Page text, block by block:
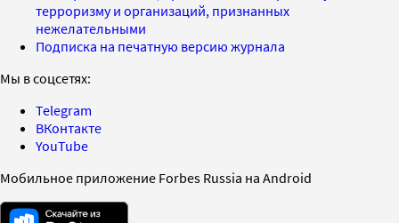
терроризму и организаций, признанных
нежелательными
Подписка на печатную версию журнала
Мы в соцсетях:
Telegram
ВКонтакте
YouTube
Мобильное приложение Forbes Russia на Android